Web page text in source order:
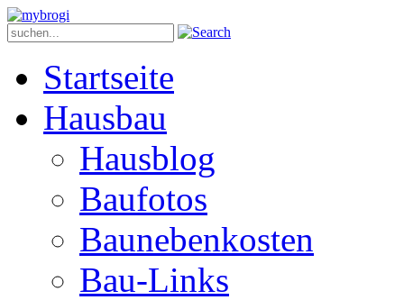
Startseite
Hausbau
Hausblog
Baufotos
Baunebenkosten
Bau-Links